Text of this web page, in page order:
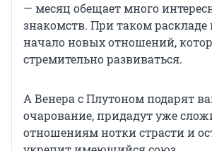
— месяц обещает много
знакомств. При таком раскладе
начало новых отношений,
стремительно развиваться.
А Венера с Плутоном подарят
очарование, придадут уже
отношениям нотки страсти и